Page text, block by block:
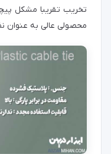
تخریب تقریبا مشکل
محصولی عالی به عنوان